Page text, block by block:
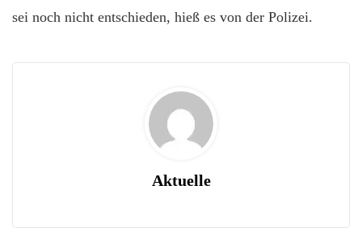
sei noch nicht entschieden, hieß es von der Polizei.
Aktuelle